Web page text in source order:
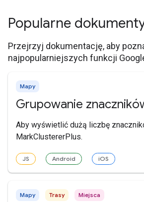
Popularne
Przejrzyj dokumentację, aby
najpopularniejszych funkcji
Mapy
Grupowanie
Aby wyświetlić dużą liczbę
MarkClustererPlus.
JS Android iOS
Mapy Trasy Miejsca